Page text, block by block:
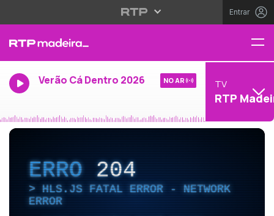
Entrar
Verão Cá Dentro 2026 NO AR TV
RTP
ERRO204
HLS.JS FATAL ERROR - NETWORK
ERROR